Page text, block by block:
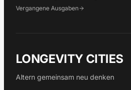
Vergangene Ausgaben
LONGEVITY CITIES
Altern gemeinsam neu denken